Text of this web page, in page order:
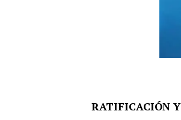
RATIFICACIÓN